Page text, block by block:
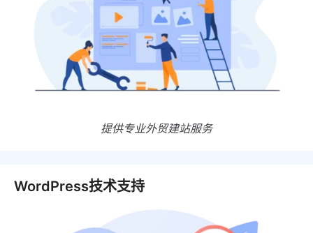
提供专业外贸建站服务
WordPress技术支持